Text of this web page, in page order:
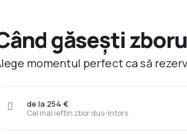
găsești
momentul perfect ca să
Cel mai ieftin zbor dus-întors
de la 254 €